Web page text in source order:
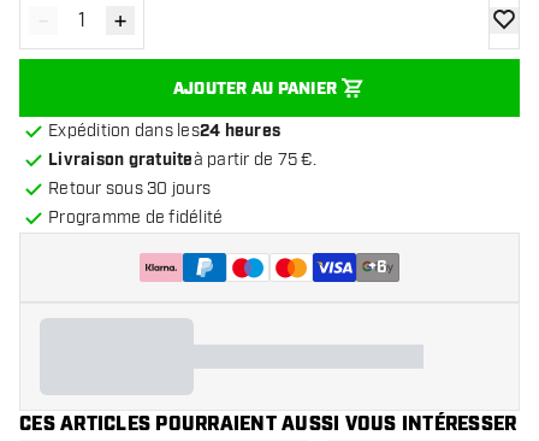
Diminuer la quantité
- Augmenter la quantité
+
AJOUTER AU PANIER
Expédition dans les24 heures
Livraison gratuiteà partir de 75 €.
Retour sous 30 jours
Programme de fidélité
+6
CES ARTICLES POURRAIENT AUSSI VOUS INTÉRESSER